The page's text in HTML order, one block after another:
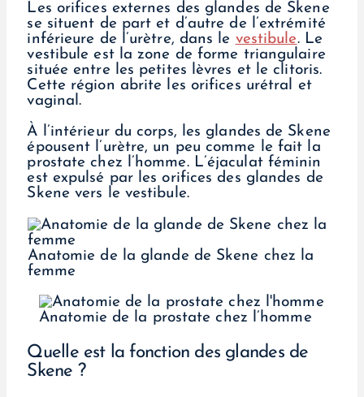
Les orifices externes des glandes de Skene
se situent de part et d’autre de l’extrémité
inférieure de l’urètre, dans le vestibule. Le
vestibule est la zone de forme triangulaire
située entre les petites lèvres et le clitoris.
Cette région abrite les orifices urétral et
vaginal.
À l’intérieur du corps, les glandes de Skene
épousent l’urètre, un peu comme le fait la
prostate chez l’homme. L’éjaculat féminin
est expulsé par les orifices des glandes de
Skene vers le vestibule.
Anatomie de la glande de Skene chez la
femme
Anatomie de la prostate chez l’homme
Quelle est la fonction des glandes de
Skene ?